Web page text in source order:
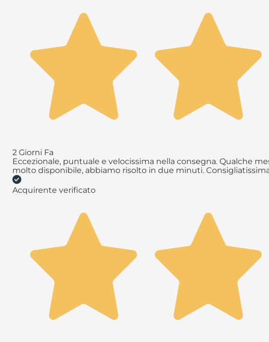
2 Giorni Fa
Eccezionale, puntuale e velocissima nella consegna. Qualche
molto disponibile, abbiamo risolto in due minuti.
Acquirente verificato